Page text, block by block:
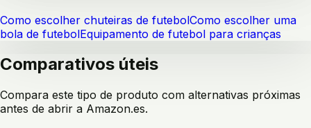
Como escolher chuteiras de futebolComo escolher uma
bola de futebolEquipamento de futebol para crianças
Comparativos úteis
Compara este tipo de produto com alternativas próximas
antes de abrir a Amazon.es.